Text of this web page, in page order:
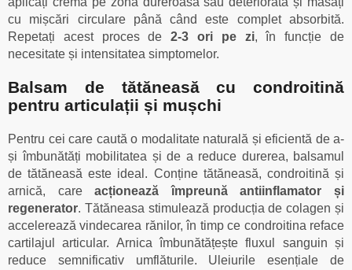
cu mișcări circulare până când este complet absorbită.
Repetați acest proces de2-3 ori pe zi, în funcție de
necesitate și intensitatea simptomelor.
Balsam de tătăneasă cu condroitină
pentru articulații și mușchi
Pentru cei care caută o modalitate naturală și eficientă de a-
și îmbunătăți mobilitatea și de a reduce durerea, balsamul
de tătăneasă este ideal. Conține tătăneasă, condroitină și
arnică, careacționează împreună antiinflamator și
regenerator. Tătăneasa stimulează producția de colagen și
accelerează vindecarea rănilor, în timp ce condroitina reface
cartilajul articular. Arnica îmbunătățește fluxul sanguin și
reduce semnificativ umflăturile. Uleiurile esențiale de